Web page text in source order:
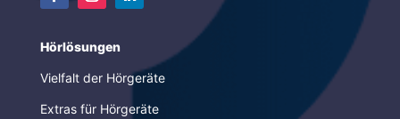
Hörlösungen
Vielfalt der Hörgeräte
Extras für Hörgeräte